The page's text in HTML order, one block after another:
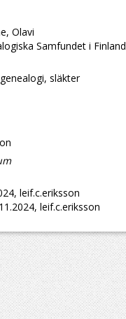
Olavi
Samfundet i Finland
släkter
leif.c.eriksson
leif.c.eriksson